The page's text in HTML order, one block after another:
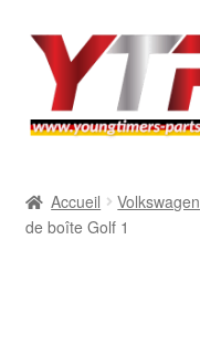
Aller
navigation
Aller
contenu
BMW
Accueil Volkswagen
de boîte Golf 1